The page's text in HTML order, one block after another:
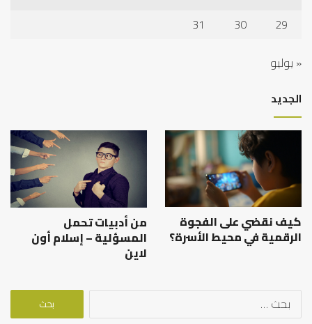
29
30
31
« يوليو
الجديد
كيف نقضي على الفجوة
الرقمية في محيط الأسرة؟
من أدبيات تحمل
المسؤلية – إسلام أون
لاين
البحث